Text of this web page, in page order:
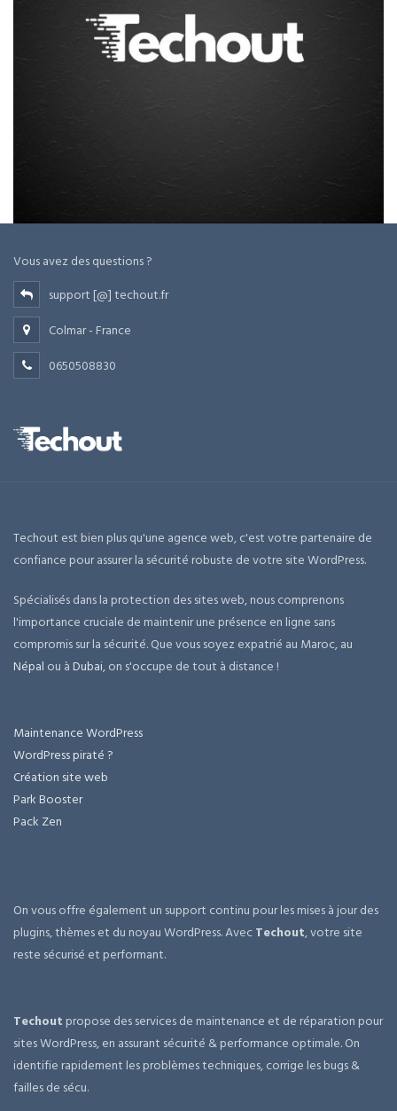
Vous avez des questions ?
support [@] techout.fr
Colmar - France
0650508830
Techout est bien plus qu'une agence web, c'est votre partenaire de
confiance pour assurer la sécurité robuste de votre site WordPress.
Spécialisés dans la protection des sites web, nous comprenons
l'importance cruciale de maintenir une présence en ligne sans
compromis sur la sécurité. Que vous soyez expatrié au Maroc, au
Népal ou àDubai, on s'occupe de tout à distance !
Maintenance WordPress
WordPress piraté ?
Création site web
Park Booster
Pack Zen
On vous offre également un support continu pour les mises à jour des
plugins, thèmes et du noyau WordPress. AvecTechout, votre site
reste sécurisé et performant.
Techout propose des services de maintenance et de réparation pour
sites WordPress, en assurant sécurité & performance optimale. On
identifie rapidement les problèmes techniques, corrige les bugs &
failles de sécu.